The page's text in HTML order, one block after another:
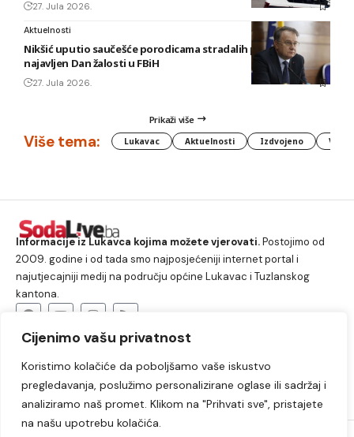
Cijenimo vašu privatnost
Koristimo kolačiće da poboljšamo vaše iskustvo
pregledavanja, poslužimo personalizirane oglase ili sadržaj i
analiziramo naš promet. Klikom na "Prihvati sve", pristajete
na našu upotrebu kolačića.
27. Jula 2026.
Aktuelnosti
Nikšić uputio saučešće porodicama stradalih planinara,
najavljen Dan žalosti u FBiH
27. Jula 2026.
Prikaži više
Više tema: Lukavac Aktuelnosti Izdvojeno
Informacije iz Lukavca kojima možete vjerovati.Postojimo od
2009. godine i od tada smo najposjećeniji internet portal i
najutjecajniji medij na području općine Lukavac i Tuzlanskog
kantona.
Lukavac Društvo Crna hronika
Sport
Kultura
Kolumne Slobodno vrijeme